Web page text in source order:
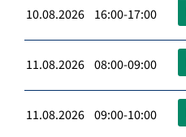
10.08.2026 16:00-17:00
11.08.2026 08:00-09:00
11.08.2026 09:00-10:00